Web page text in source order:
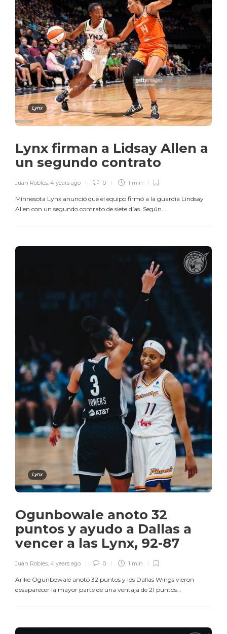
Lynx
Lynx firman a Lidsay Allen a
un segundo contrato
Juan Robles 4 years ago 0 1 min
Minnesota Lynx anunció que el equipo firmó a la guardia Lindsay
Allen con un segundo contrato de siete días. Según...
Lynx
Ogunbowale anoto 32
puntos y ayudo a Dallas a
vencer a las Lynx, 92-87
Juan Robles, 4 years ago 0 1 min
Arike Ogunbowale anotó 32 puntos y los Dallas Wings vieron
desaparecer la mayor parte de una ventaja de 21 puntos...